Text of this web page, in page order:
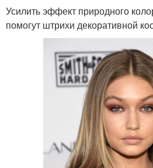
Усилить эффект природного
помогут штрихи декоративной